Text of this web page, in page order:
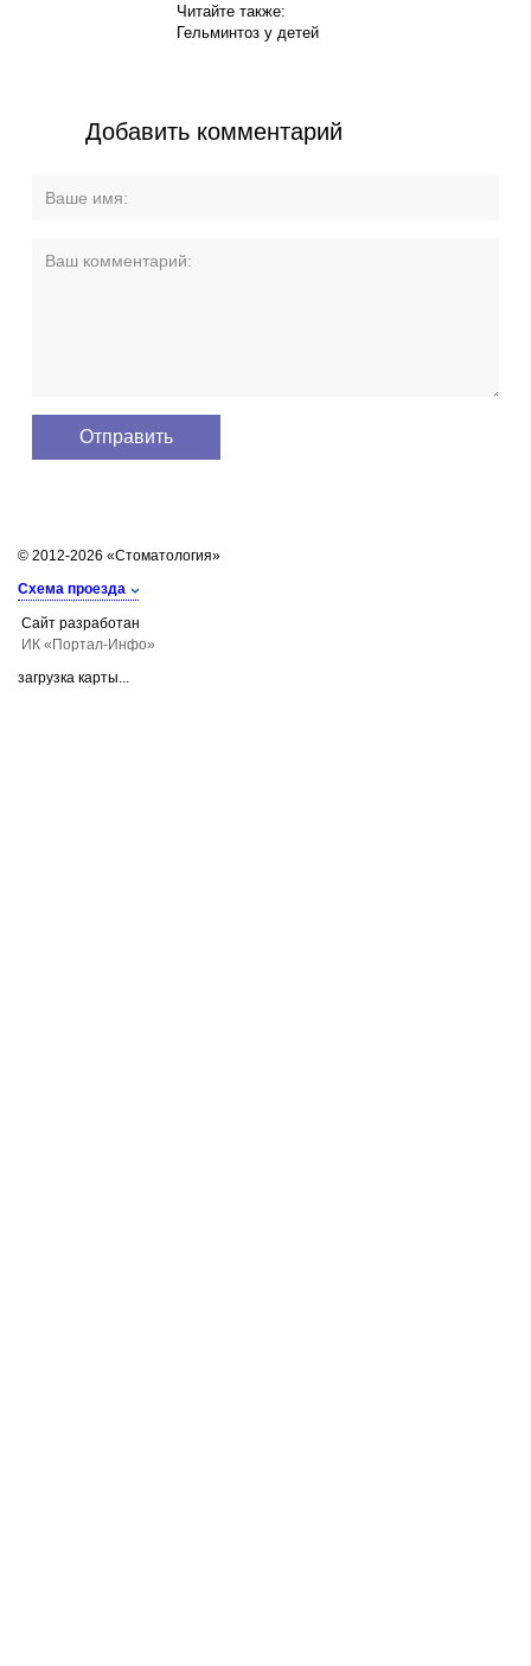
Читайте также:
Гельминтоз у детей
Добавить комментарий
© 2012-2026 «Стоматология»
Схема проезда
Сайт разработан
ИК «Портал-Инфо»
загрузка карты...